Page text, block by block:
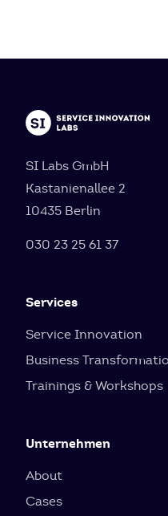
SI Labs GmbH
Kastanienallee 2
10435 Berlin
030 23 25 61 37
Services
Service Innovation
Business
Trainings & Workshops
Unternehmen
About
Cases